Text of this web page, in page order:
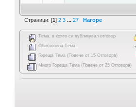
Страници: [1] 2 3 ... 27 Нагоре
Тема, в която си публикувал отговор
Обикновена Тема
Гореща Тема (Повече от 15 Отговора)
Много Гореща Тема (Повече от 25 Отговора)